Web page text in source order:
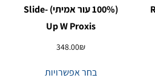
(100% עור אמיתי) Slide-
Up W Proxis
348.00₪
בחר אפשרויות